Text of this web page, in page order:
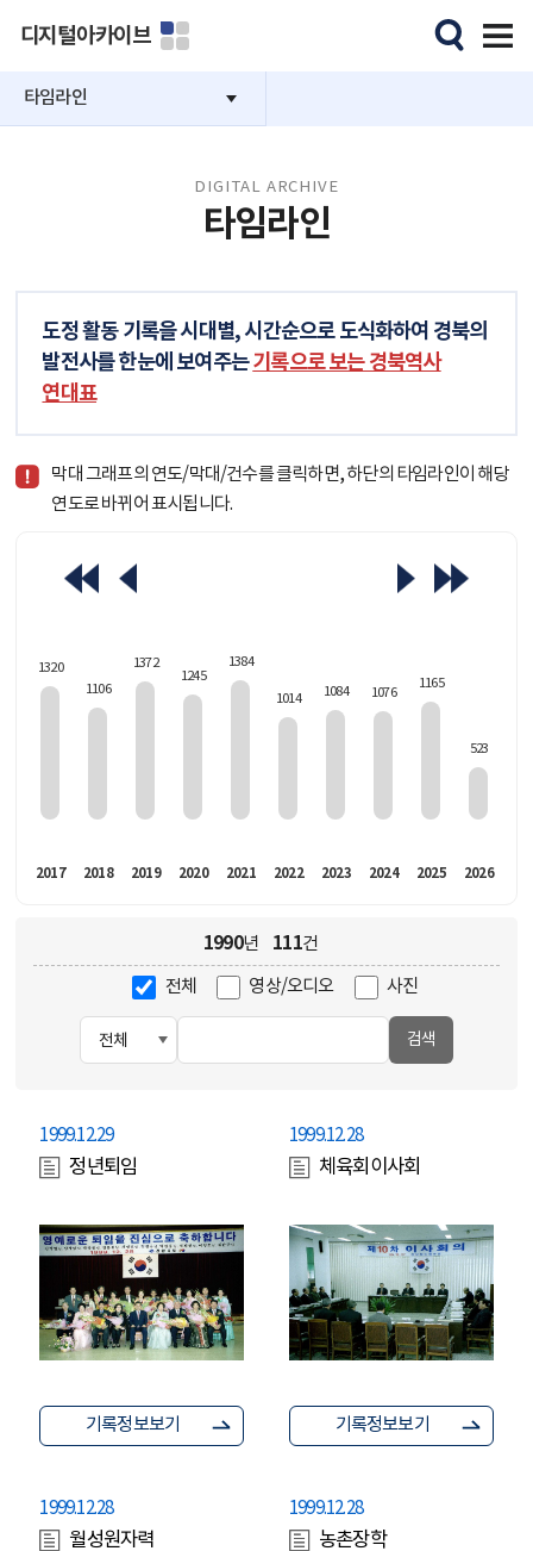
디지털아카이브
타임라인
DIGITAL ARCHIVE
타임라인
도정 활동 기록을 시대별, 시간순으로 도식화하여 경북의
발전사를 한눈에 보여주는기록으로 보는 경북역사
연대표
막대 그래프의 연도/막대/건수를 클릭하면, 하단의 타임라인이 해당
연도로 바뀌어 표시됩니다.
1320
2017
1106
2018
1372
2019
1245
2020
1384
2021
1014
2022
1084
2023
1076
2024
1165
2025
523
2026
1990년 111건
전체 영상/오디오 사진
검색
1999.12.29
정년퇴임
기록정보보기
1999.12.28
체육회이사회
기록정보보기
1999.12.28
월성원자력
1999.12.28
농촌장학